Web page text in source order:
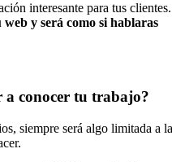
interesante para tus clientes.
y será como si hablaras
conocer tu trabajo?
siempre será algo limitada a la